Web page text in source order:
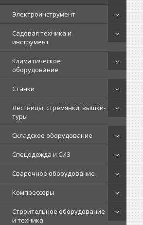
Электроинструмент
Садовая техника и
инструмент
Климатическое
оборудование
Станки
Лестницы, стремянки, вышки-
туры
Складское оборудование
Спецодежда и СИЗ
Сварочное оборудование
Компрессоры
Строительное оборудование
и техника